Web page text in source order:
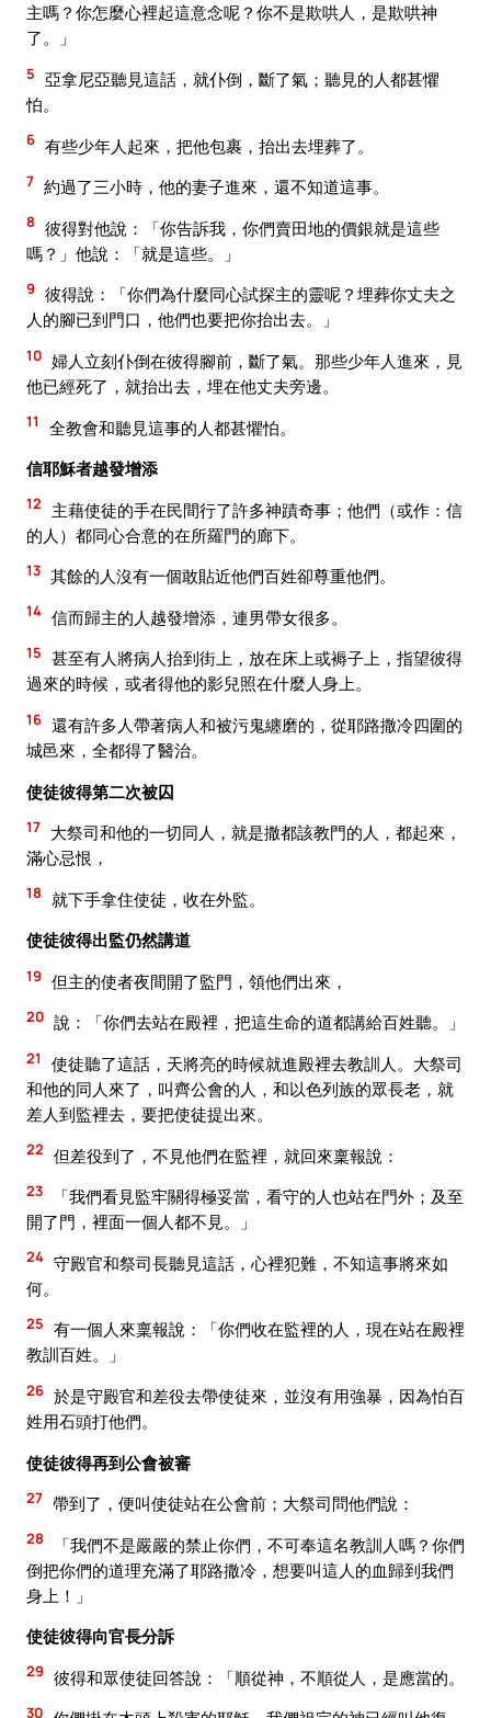
主嗎？你怎麼心裡起這意念呢？你不是欺哄人，是欺哄神
了。」
5 亞拿尼亞聽見這話，就仆倒，斷了氣；聽見的人都甚懼
怕。
6 有些少年人起來，把他包裹，抬出去埋葬了。
7 約過了三小時，他的妻子進來，還不知道這事。
8 彼得對他說：「你告訴我，你們賣田地的價銀就是這些
嗎？」他說：「就是這些。」
9 彼得說：「你們為什麼同心試探主的靈呢？埋葬你丈夫之
人的腳已到門口，他們也要把你抬出去。」
10 婦人立刻仆倒在彼得腳前，斷了氣。那些少年人進來，見
他已經死了，就抬出去，埋在他丈夫旁邊。
11
全教會和聽見這事的人都甚懼怕。
信耶穌者越發增添
12
主藉使徒的手在民間行了許多神蹟奇事；他們（或作：信
的人）都同心合意的在所羅門的廊下。
13 其餘的人沒有一個敢貼近他們百姓卻尊重他們。
14 信而歸主的人越發增添，連男帶女很多。
15 甚至有人將病人抬到街上，放在床上或褥子上，指望彼得
過來的時候，或者得他的影兒照在什麼人身上。
16 還有許多人帶著病人和被污鬼纏磨的，從耶路撒冷四圍的
城邑來，全都得了醫治。
使徒彼得第二次被囚
17 大祭司和他的一切同人，就是撒都該教門的人，都起來，
滿心忌恨，
18 就下手拿住使徒，收在外監。
使徒彼得出監仍然講道
19 但主的使者夜間開了監門，領他們出來，
20 說：「你們去站在殿裡，把這生命的道都講給百姓聽。」
21
使徒聽了這話，天將亮的時候就進殿裡去教訓人。大祭司
和他的同人來了，叫齊公會的人，和以色列族的眾長老，就
差人到監裡去，要把使徒提出來。
22 但差役到了，不見他們在監裡，就回來稟報說：
23
「我們看見監牢關得極妥當，看守的人也站在門外；及至
開了門，裡面一個人都不見。」
24 守殿官和祭司長聽見這話，心裡犯難，不知這事將來如
何。
25 有一個人來稟報說：「你們收在監裡的人，現在站在殿裡
教訓百姓。」
26 於是守殿官和差役去帶使徒來，並沒有用強暴，因為怕百
姓用石頭打他們。
使徒彼得再到公會被審
27 帶到了，便叫使徒站在公會前；大祭司問他們說：
28
「我們不是嚴嚴的禁止你們，不可奉這名教訓人嗎？你們
倒把你們的道理充滿了耶路撒冷，想要叫這人的血歸到我們
身上！」
使徒彼得向官長分訴
29 彼得和眾使徒回答說：「順從神，不順從人，是應當的。
30